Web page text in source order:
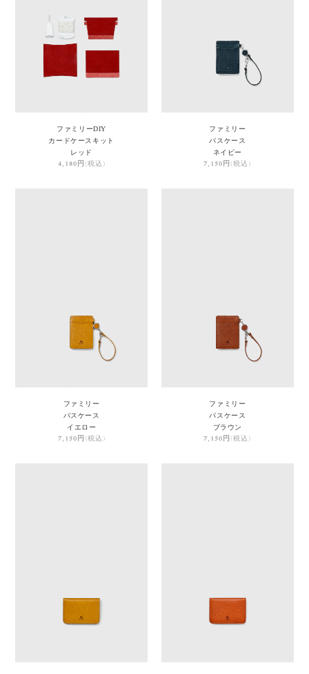
ファミリーDIY
カードケースキット
レッド
4,180円 (税込)
ファミリー
パスケース
ネイビー
7,150円(税込)
ファミリー
パスケース
イエロー
7,150円 (税込)
ファミリー
パスケース
ブラウン
7,150円(税込)